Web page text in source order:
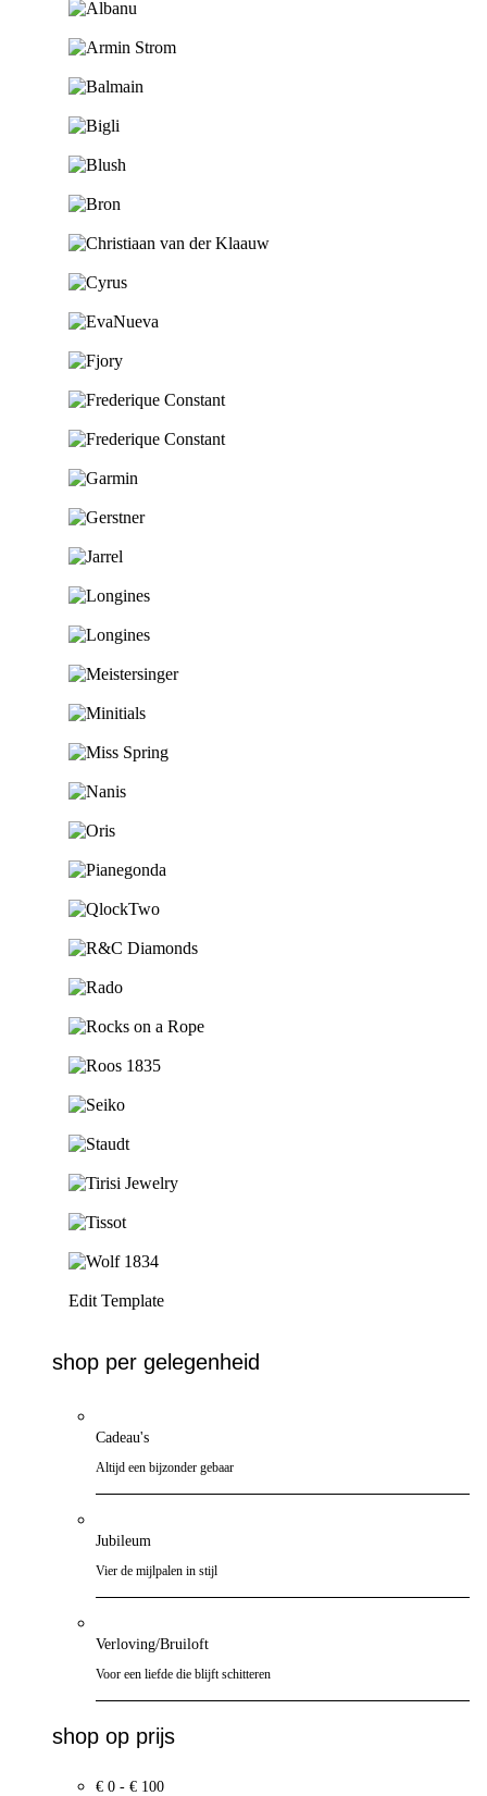
Edit Template
shop per gelegenheid
Cadeau's
Altijd een bijzonder gebaar
Jubileum
Vier de mijlpalen in stijl
Verloving/Bruiloft
Voor een liefde die blijft schitteren
shop op prijs
€ 0 - € 100